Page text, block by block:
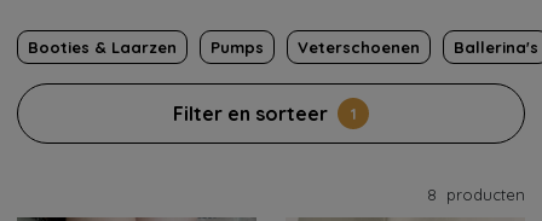
Booties & Laarzen Pumps Veterschoenen Ballerina's
Filter en sorteer 1
8 producten